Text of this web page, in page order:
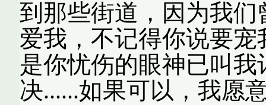
到那些街道，因为我
爱我，不记得你说要
是你忧伤的眼神已叫
决......如果可以，我愿